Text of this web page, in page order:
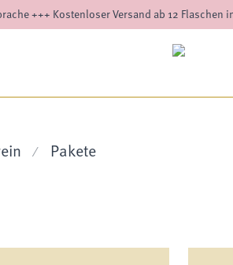
+++ Kostenloser Versand ab 12
⁄ Pakete